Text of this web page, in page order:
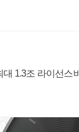
1.3조 라이선스비